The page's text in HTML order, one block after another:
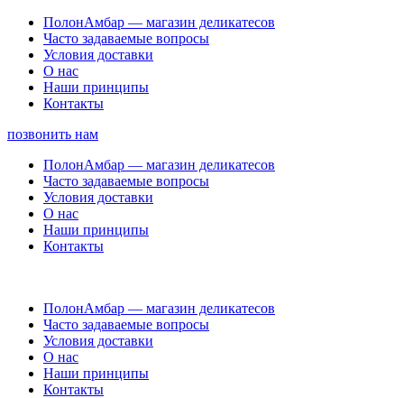
ПолонАмбар — магазин деликатесов
Часто задаваемые вопросы
Условия доставки
О нас
Наши принципы
Контакты
позвонить нам
ПолонАмбар — магазин деликатесов
Часто задаваемые вопросы
Условия доставки
О нас
Наши принципы
Контакты
ПолонАмбар — магазин деликатесов
Часто задаваемые вопросы
Условия доставки
О нас
Наши принципы
Контакты